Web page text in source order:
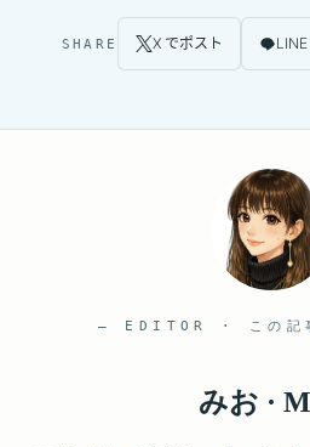
SHARE X でポスト LINE
— EDITOR · この記
みお ·